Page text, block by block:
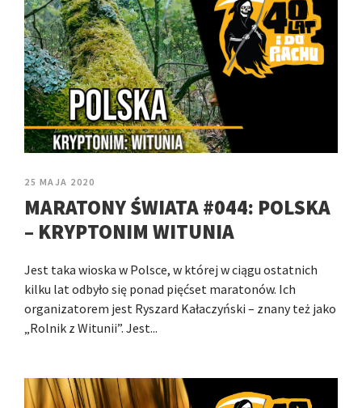
25 MAJA 2020
MARATONY ŚWIATA #044: POLSKA
– KRYPTONIM WITUNIA
Jest taka wioska w Polsce, w której w ciągu ostatnich
kilku lat odbyło się ponad pięćset maratonów. Ich
organizatorem jest Ryszard Kałaczyński – znany też jako
„Rolnik z Witunii”. Jest...